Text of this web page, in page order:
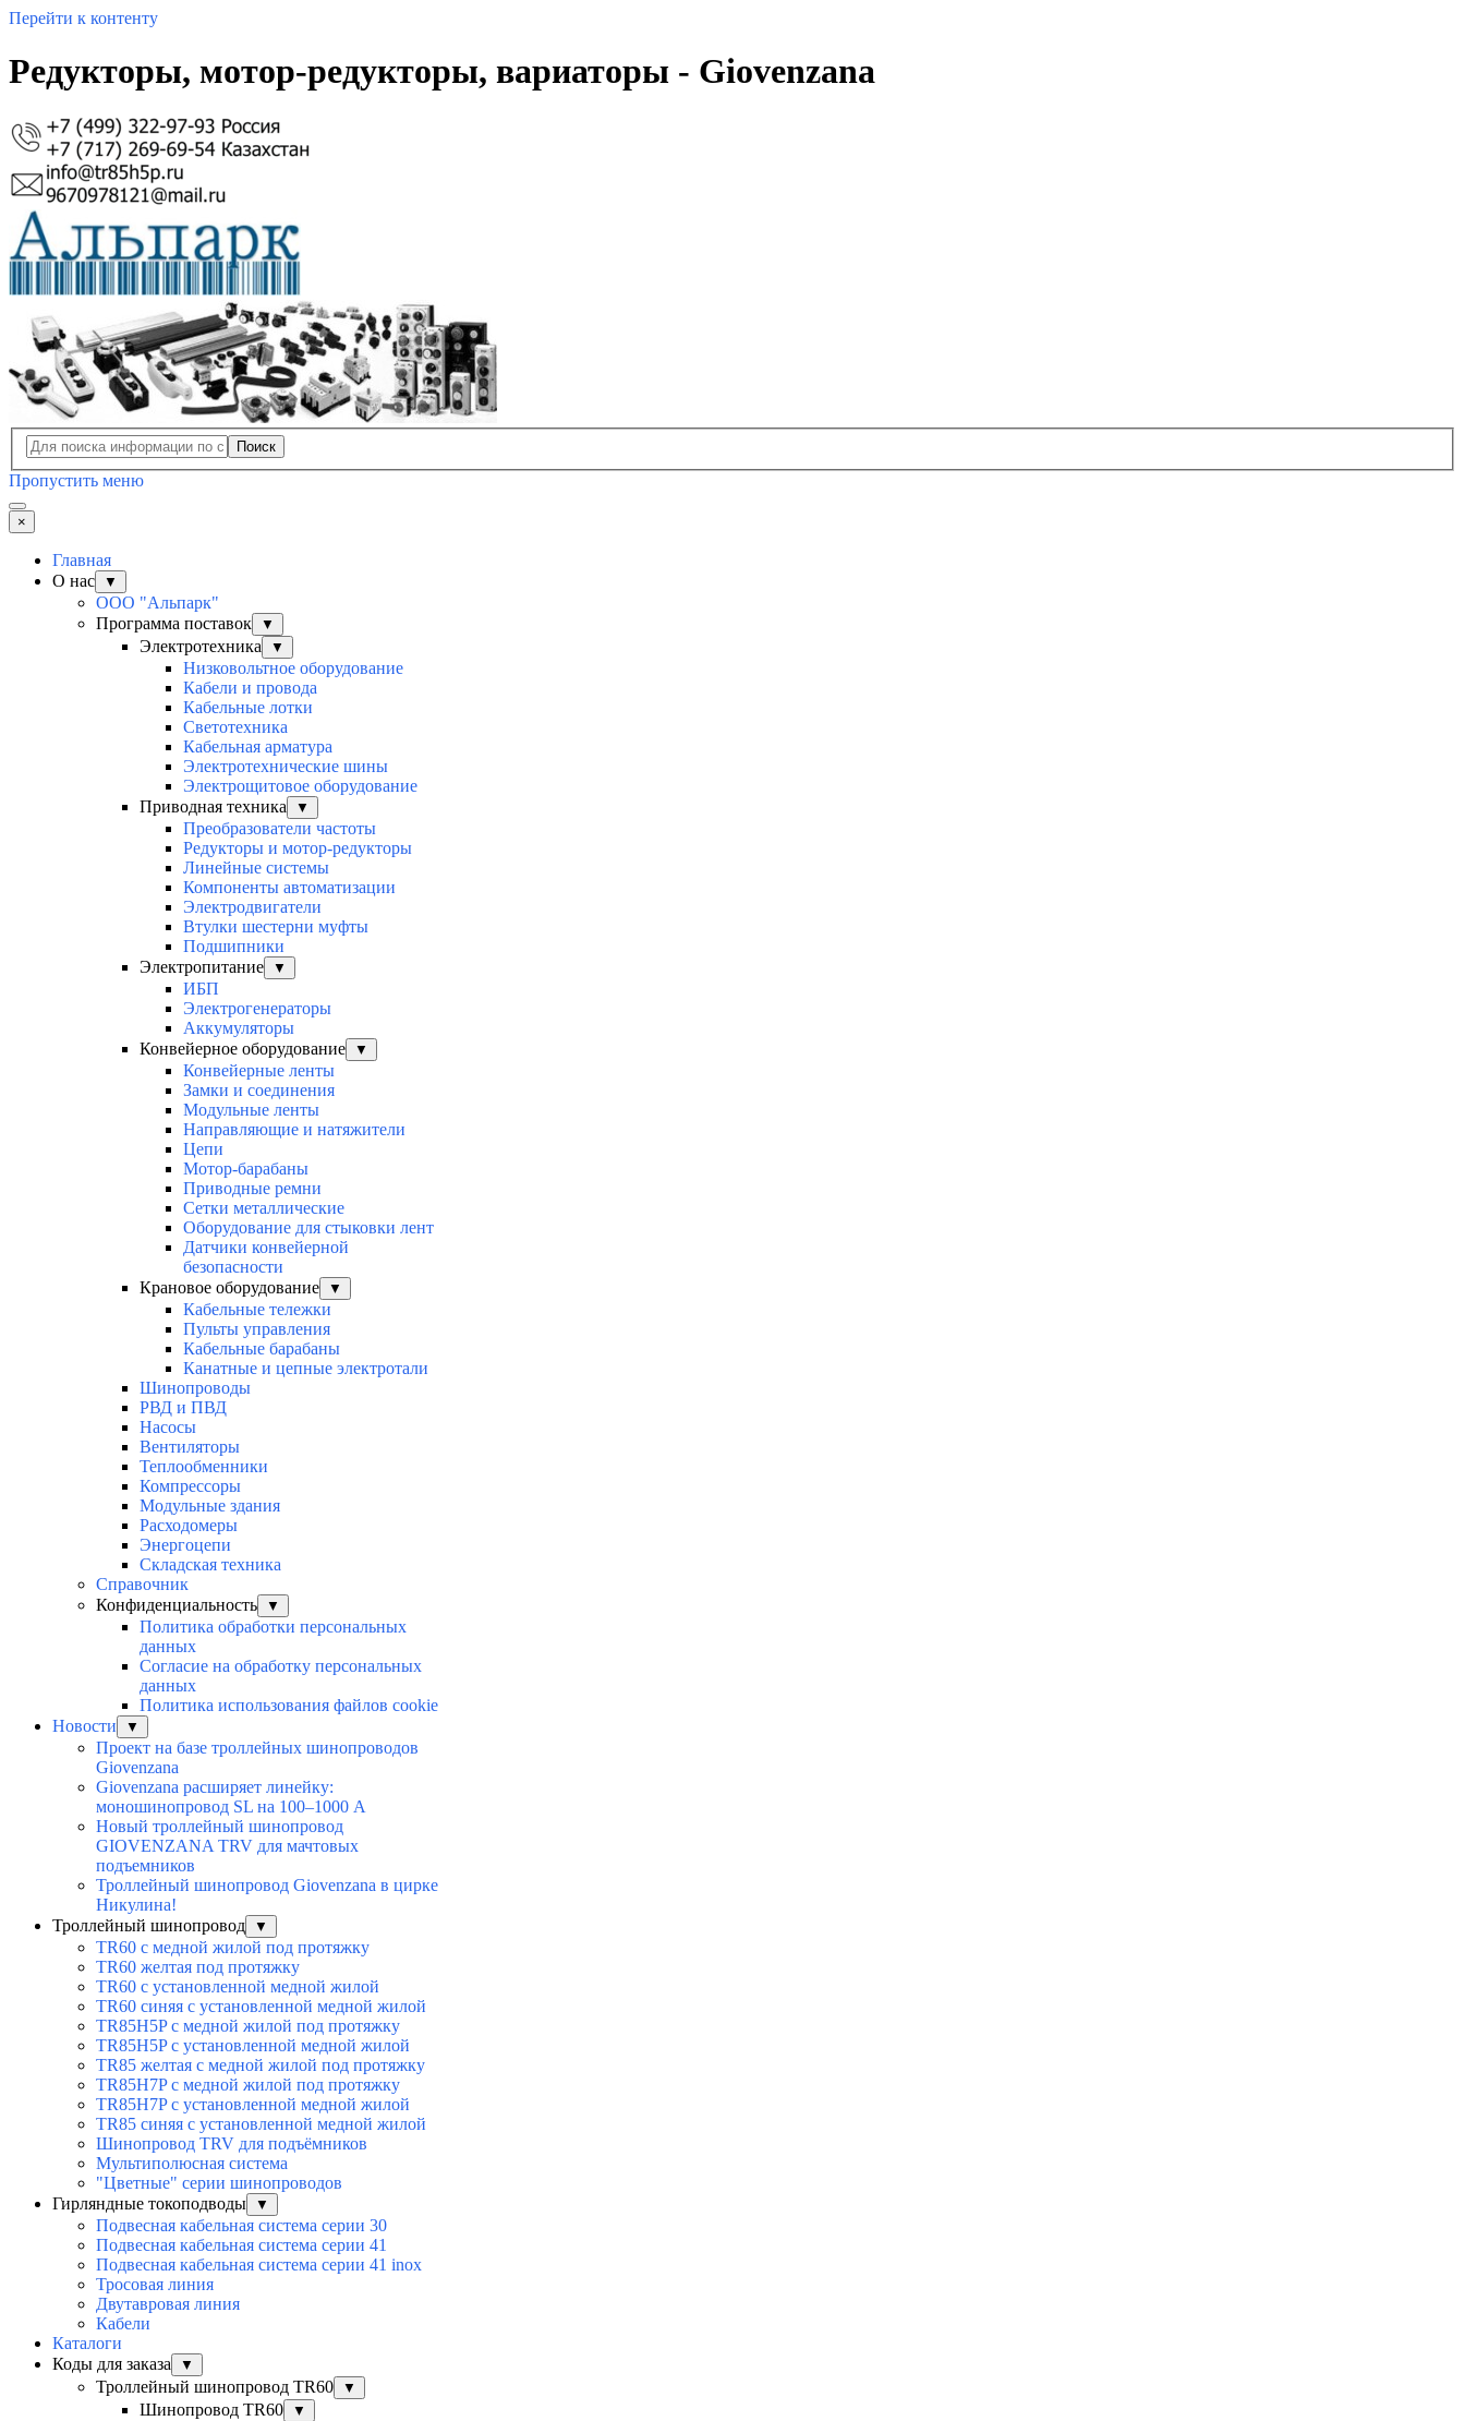
Перейти к контенту
Редукторы, мотор-редукторы, вариаторы - Giovenzana
Поиск
Пропустить меню
×
Главная
О нас
▼
ООО "Альпарк"
Программа поставок
▼
Электротехника ▼
Низковольтное оборудование
Кабели и провода
Кабельные лотки
Светотехника
Кабельная арматура
Электротехнические шины
Электрощитовое оборудование
Приводная техника
▼
Преобразователи частоты
Редукторы и мотор-редукторы
Линейные системы
Компоненты автоматизации
Электродвигатели
Втулки шестерни муфты
Подшипники
Электропитание
▼
ИБП
Электрогенераторы
Аккумуляторы
Конвейерное оборудование
▼
Конвейерные ленты
Замки и соединения
Модульные ленты
Направляющие и натяжители
Цепи
Мотор-барабаны
Приводные ремни
Сетки металлические
Оборудование для стыковки лент
Датчики конвейерной
безопасности
Крановое оборудование
▼
Кабельные тележки
Пульты управления
Кабельные барабаны
Канатные и цепные электротали
Шинопроводы
РВД и ПВД
Насосы
Вентиляторы
Теплообменники
Компрессоры
Модульные здания
Расходомеры
Энергоцепи
Складская техника
Справочник
Конфиденциальность
▼
Политика обработки персональных
данных
Согласие на обработку персональных
данных
Политика использования файлов cookie
Новости
▼
Проект на базе троллейных шинопроводов
Giovenzana
Giovenzana расширяет линейку:
моношинопровод SL на 100–1000 А
Новый троллейный шинопровод
GIOVENZANA TRV для мачтовых
подъемников
Троллейный шинопровод Giovenzana в цирке
Никулина!
Троллейный шинопровод
▼
TR60 с медной жилой под протяжку
TR60 желтая под протяжку
TR60 с установленной медной жилой
TR60 синяя с установленной медной жилой
TR85H5P с медной жилой под протяжку
TR85H5P с установленной медной жилой
TR85 желтая с медной жилой под протяжку
TR85H7P с медной жилой под протяжку
TR85H7P с установленной медной жилой
TR85 синяя с установленной медной жилой
Шинопровод TRV для подъёмников
Мультиполюсная система
"Цветные" серии шинопроводов
Гирляндные токоподводы
▼
Подвесная кабельная система серии 30
Подвесная кабельная система серии 41
Подвесная кабельная система серии 41 inox
Тросовая линия
Двутавровая линия
Кабели
Каталоги
Коды для заказа
▼
Троллейный шинопровод TR60 ▼
Шинопровод TR60 ▼